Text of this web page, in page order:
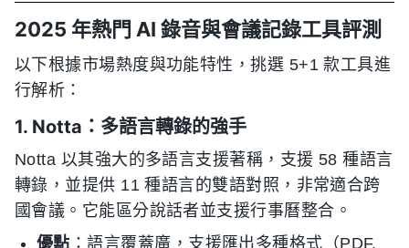
2025 年熱門 AI 錄音與會議記錄工具評測
以下根據市場熱度與功能特性，挑選 5+1 款工具進
行解析：
1. Notta：多語言轉錄的強手
Notta 以其強大的多語言支援著稱，支援 58 種語言
轉錄，並提供 11 種語言的雙語對照，非常適合跨
國會議。它能區分說話者並支援行事曆整合。
優點 ：語言覆蓋廣，支援匯出多種格式（PDF,